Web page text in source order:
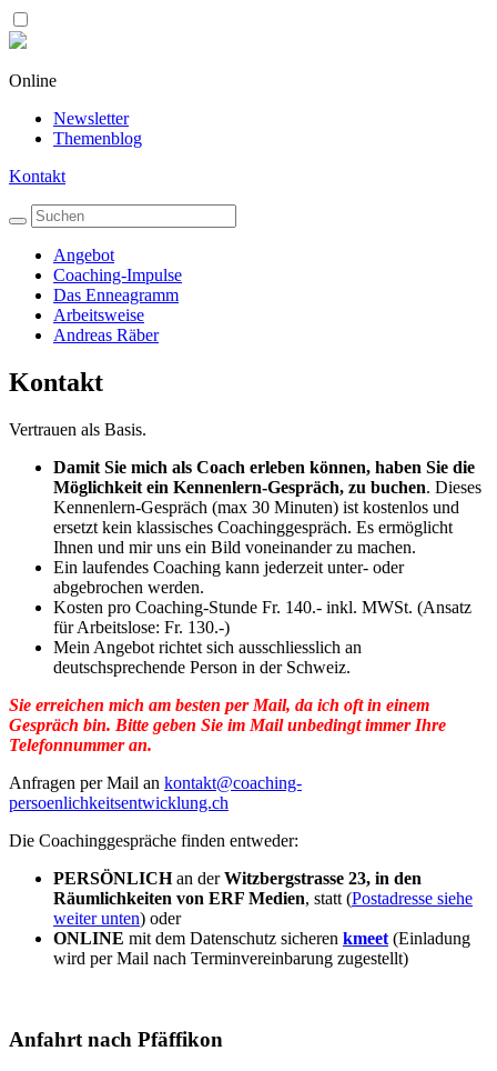
Online
Newsletter
Themenblog
Kontakt
Angebot
Coaching-Impulse
Das Enneagramm
Arbeitsweise
Andreas Räber
Kontakt
Vertrauen als Basis.
Damit Sie mich als Coach erleben können, haben Sie die
Möglichkeit ein Kennenlern-Gespräch, zu buchen. Dieses
Kennenlern-Gespräch (max 30 Minuten) ist kostenlos und
ersetzt kein klassisches Coachinggespräch. Es ermöglicht
Ihnen und mir uns ein Bild voneinander zu machen.
Ein laufendes Coaching kann jederzeit unter- oder
abgebrochen werden.
Kosten pro Coaching-Stunde Fr. 140.- inkl. MWSt. (Ansatz
für Arbeitslose: Fr. 130.-)
Mein Angebot richtet sich ausschliesslich an
deutschsprechende Person in der Schweiz.
Sie erreichen mich am besten per Mail, da ich oft in einem
Gespräch bin. Bitte geben Sie im Mail unbedingt immer Ihre
Telefonnummer an.
Anfragen per Mail an kontakt@coaching-
persoenlichkeitsentwicklung.ch
Die Coachinggespräche finden entweder:
PERSÖNLICHan derWitzbergstrasse 23, in den
Räumlichkeiten von ERF Medien, statt (Postadresse siehe
weiter unten) oder
ONLINE mit dem Datenschutz sicheren kmeet (Einladung
wird per Mail nach Terminvereinbarung zugestellt)
Anfahrt nach Pfäffikon